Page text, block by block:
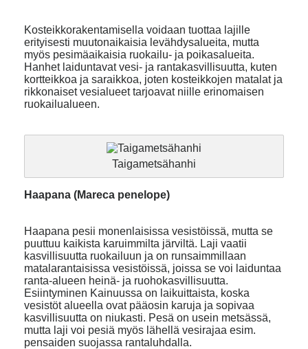
Kosteikkorakentamisella voidaan tuottaa lajille
erityisesti muutonaikaisia levähdysalueita, mutta
myös pesimäaikaisia ruokailu- ja poikasalueita.
Hanhet laiduntavat vesi- ja rantakasvillisuutta, kuten
kortteikkoa ja saraikkoa, joten kosteikkojen matalat ja
rikkonaiset vesialueet tarjoavat niille erinomaisen
ruokailualueen.
Taigametsähanhi
Haapana (Mareca penelope)
Haapana pesii monenlaisissa vesistöissä, mutta se
puuttuu kaikista karuimmilta järviltä. Laji vaatii
kasvillisuutta ruokailuun ja on runsaimmillaan
matalarantaisissa vesistöissä, joissa se voi laiduntaa
ranta-alueen heinä- ja ruohokasvillisuutta.
Esiintyminen Kainuussa on laikuittaista, koska
vesistöt alueella ovat pääosin karuja ja sopivaa
kasvillisuutta on niukasti. Pesä on usein metsässä,
mutta laji voi pesiä myös lähellä vesirajaa esim.
pensaiden suojassa rantaluhdalla.